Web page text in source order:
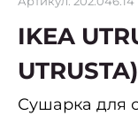
IKEA
UTRUSTA)
Сушарка для